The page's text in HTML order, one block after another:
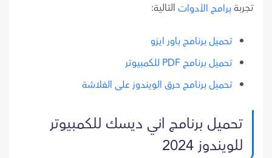
تجربةبرامج الأدوات التالية:
تحميل برنامج باور ايزو
تحميل برنامج PDF للكمبيوتر
تحميل برنامج حرق الويندوز على الفلاشة
تحميل برنامج اني ديسك للكمبيوتر
للويندوز 2024